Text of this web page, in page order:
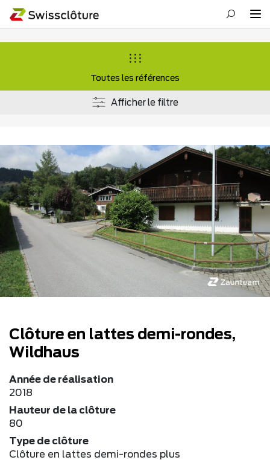
Toutes les références
Afficher le filtre
Clôture en lattes demi-rondes,
Wildhaus
Année de réalisation
2018
Hauteur de la clôture
80
Type de clôture
Clôture en lattes demi-rondes plus